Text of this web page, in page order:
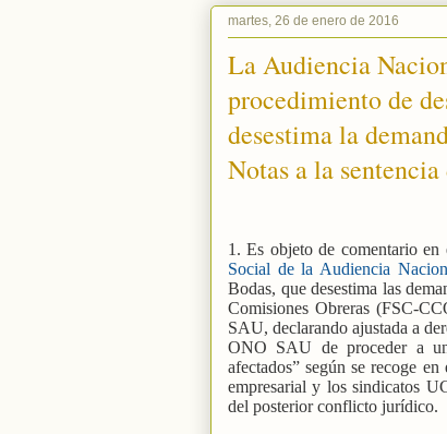
martes, 26 de enero de 2016
La Audiencia
procedimiento de
desestima la
Notas a la
1. Es objeto de comentario en
Social de la Audiencia
Bodas, que desestima las
Comisiones Obreras (FSC-
SAU, declarando ajustada a
ONO SAU de proceder a
afectados” según se recoge
empresarial y los sindicatos
del posterior conflicto jurídico.